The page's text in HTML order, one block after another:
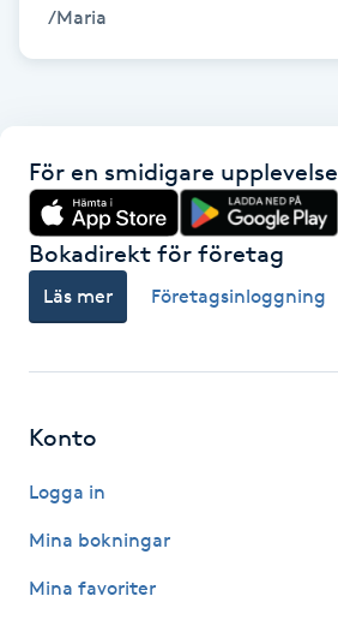
Hälsa
Idrottsmassage
IPL
IPL hårborttagning
/Maria
För en smidigare upplevelse
Bokadirekt för företag
Läs mer Företagsinloggning
Konto
Logga in
Mina bokningar
Mina favoriter